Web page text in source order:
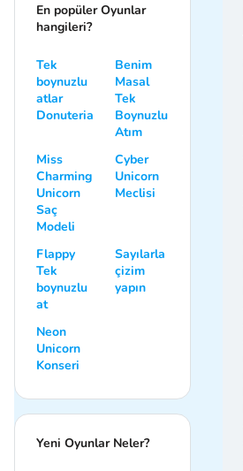
En popüler Oyunlar
hangileri?
Tek
boynuzlu
atlar
Donuteria
Benim
Masal
Tek
Boynuzlu
Atım
Miss
Charming
Unicorn
Saç
Modeli
Cyber
Unicorn
Meclisi
Flappy
Tek
boynuzlu
at
Sayılarla
çizim
yapın
Neon
Unicorn
Konseri
Yeni Oyunlar Neler?